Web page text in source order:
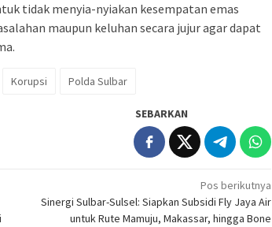
tidak menyia-nyiakan kesempatan emas
maupun keluhan secara jujur agar dapat
Korupsi Polda Sulbar
SEBARKAN
Pos berikutnya
Sinergi Sulbar-Sulsel: Siapkan Subsidi Fly Jaya Air
untuk Rute Mamuju, Makassar, hingga Bone